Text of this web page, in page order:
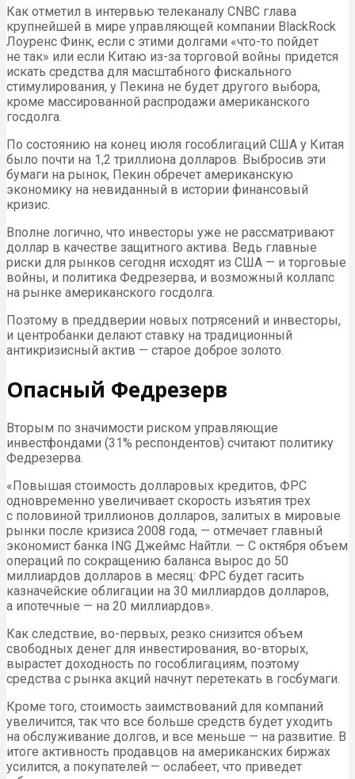
Как отметил в интервью телеканалу CNBC глава
крупнейшей в мире управляющей компании BlackRock
Лоуренс Финк, если с этими долгами «что-то пойдет
не так» или если Китаю из-за торговой войны придется
искать средства для масштабного фискального
стимулирования, у Пекина не будет другого выбора,
кроме массированной распродажи американского
госдолга.
По состоянию на конец июля гособлигаций США у Китая
было почти на 1,2 триллиона долларов. Выбросив эти
бумаги на рынок, Пекин обречет американскую
экономику на невиданный в истории финансовый
кризис.
Вполне логично, что инвесторы уже не рассматривают
доллар в качестве защитного актива. Ведь главные
риски для рынков сегодня исходят из США — и торговые
войны, и политика Федрезерва, и возможный коллапс
на рынке американского госдолга.
Поэтому в преддверии новых потрясений и инвесторы,
и центробанки делают ставку на традиционный
антикризисный актив — старое доброе золото.
Опасный Федрезерв
Вторым по значимости риском управляющие
инвестфондами (31% респондентов) считают политику
Федрезерва.
«Повышая стоимость долларовых кредитов, ФРС
одновременно увеличивает скорость изъятия трех
с половиной триллионов долларов, залитых в мировые
рынки после кризиса 2008 года, — отмечает главный
экономист банка ING Джеймс Найтли. — С октября объем
операций по сокращению баланса вырос до 50
миллиардов долларов в месяц: ФРС будет гасить
казначейские облигации на 30 миллиардов долларов,
а ипотечные — на 20 миллиардов».
Как следствие, во-первых, резко снизится объем
свободных денег для инвестирования, во-вторых,
вырастет доходность по гособлигациям, поэтому
средства с рынка акций начнут перетекать в госбумаги.
Кроме того, стоимость заимствований для компаний
увеличится, так что все больше средств будет уходить
на обслуживание долгов, и все меньше — на развитие. В
итоге активность продавцов на американских биржах
усилится, а покупателей — ослабеет, что приведет